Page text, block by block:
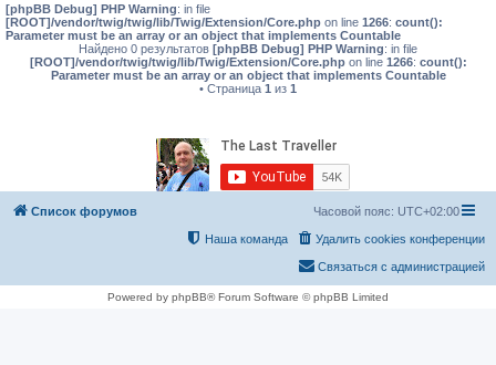
[phpBB Debug] PHP Warning: in file
[ROOT]/vendor/twig/twig/lib/Twig/Extension/Core.php on line 1266: count():
Parameter must be an array or an object that implements Countable
Найдено 0 результатов [phpBB Debug] PHP Warning: in file
[ROOT]/vendor/twig/twig/lib/Twig/Extension/Core.phpon line 1266: count():
Parameter must be an array or an object that implements Countable
• Страница 1 из 1
Список форумов Часовой пояс: UTC+02:00
Удалить cookies конференции
Наша команда
Связаться с администрацией
Powered by phpBB® Forum Software © phpBB Limited